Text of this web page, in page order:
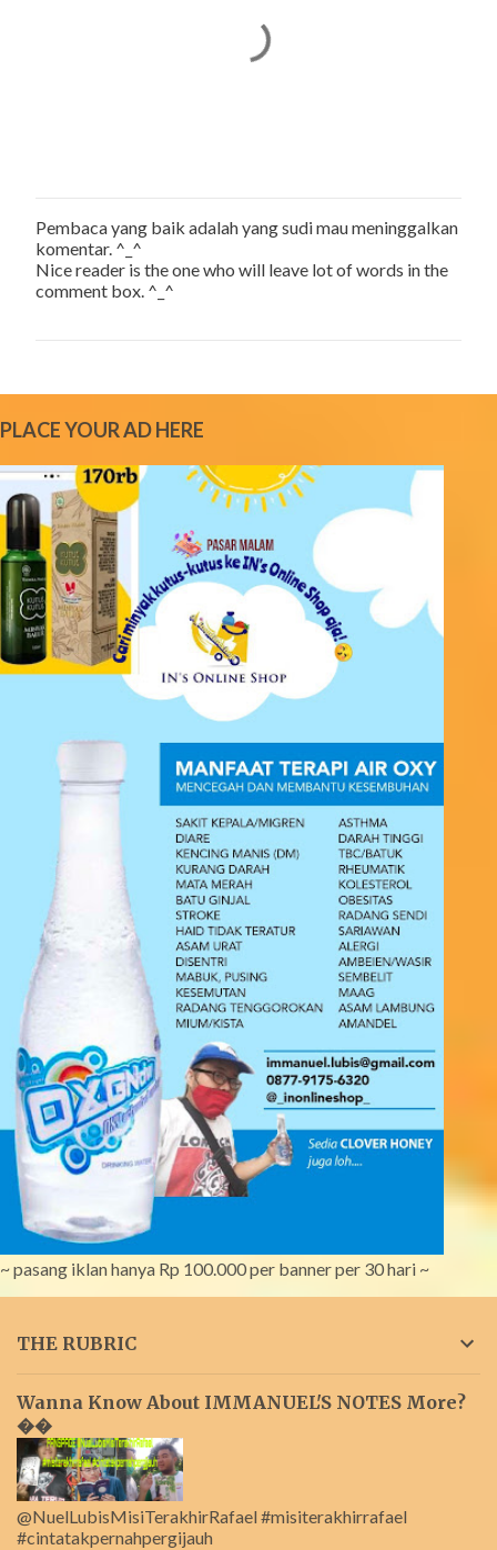
P
o
s
t
C
e
n
t
Pembaca yang baik adalah yang sudi mau meninggalkan
komentar. ^_^
Nice reader is the one who will leave lot of words in the
comment box. ^_^
PLACE YOUR AD HERE
~ pasang iklan hanya Rp 100.000 per banner per 30 hari ~
THE RUBRIC
Wanna Know About IMMANUEL'S NOTES More?
��
@NuelLubisMisiTerakhirRafael #misiterakhirrafael
#cintatakpernahpergijauh